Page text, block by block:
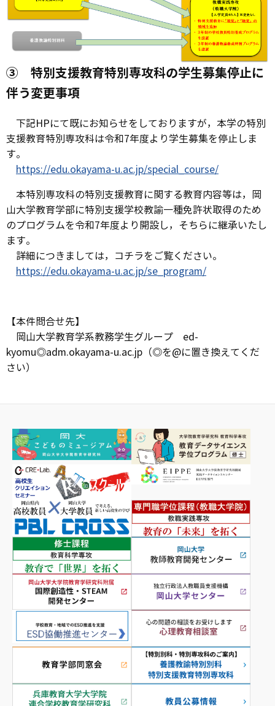
③ 特別支援教育特別専攻科の学生募集停止に
伴う変更事項
下記HPにて既にお知らせをしておりますが，本学の特別
支援教育特別専攻科は令和7年度より学生募集を停止しま
す。
https://edu.okayama-u.ac.jp/special_course/
本特別専攻科の特別支援教育に関する教育内容等は，岡
山大学教育学部に特別支援学校教諭一種免許状取得のため
のプログラムを令和7年度より開設し，そちらに継承いたし
ます。
詳細につきましては，コチラをご覧ください。
https://edu.okayama-u.ac.jp/se_program/
【本件問合せ先】
岡山大学教育学系教務学生グループ ed-
kyomu◎adm.okayama-u.ac.jp（◎を@に置き換えてくだ
さい）